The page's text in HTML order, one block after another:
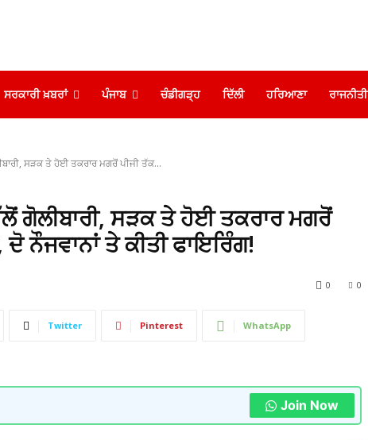
ਸਰਕਾਰੀ ਖ਼ਬਰਾਂ ਪੰਜਾਬ ਚੰਡੀਗੜ੍ਹ ਦਿੱਲੀ ਹਰਿਆਣਾ ਰਾਜਨੀਤੀ
ਸੜਕ ਤੇ ਹੋਈ ਤਕਰਾਰ ਮਗਰੋਂ ਪੀਜੀ ਤੱਕ...
ਗੋਲੀਬਾਰੀ, ਸੜਕ ਤੇ ਹੋਈ ਤਕਰਾਰ ਮਗਰੋਂ
ਨੌਜਵਾਨਾਂ ਤੇ ਕੀਤੀ ਫਾਇਰਿੰਗ!
0
0
Twitter Pinterest WhatsApp
Join Now